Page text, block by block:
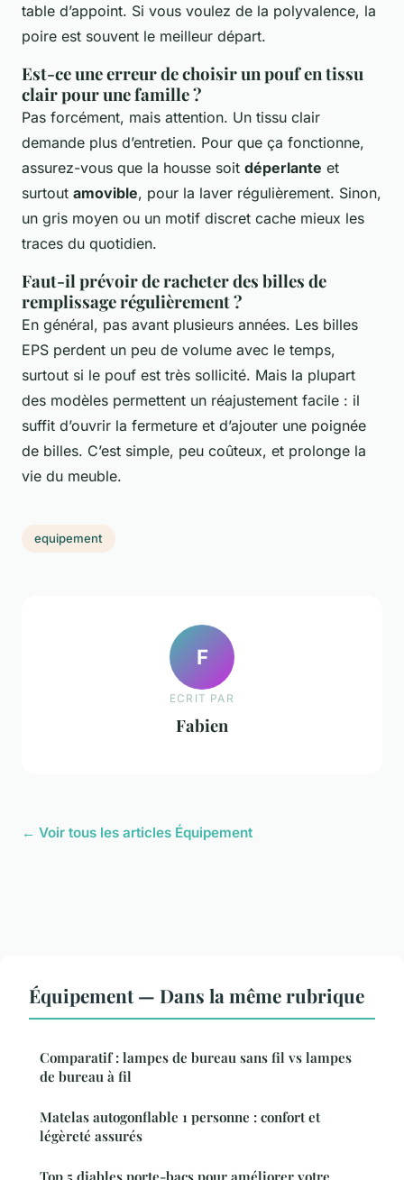
table d’appoint. Si vous voulez de la polyvalence, la
poire est souvent le meilleur départ.
Est-ce une erreur de choisir un pouf en tissu
clair pour une famille ?
Pas forcément, mais attention. Un tissu clair
demande plus d’entretien. Pour que ça fonctionne,
assurez-vous que la housse soit déperlante et
surtout amovible, pour la laver régulièrement. Sinon,
un gris moyen ou un motif discret cache mieux les
traces du quotidien.
Faut-il prévoir de racheter des billes de
remplissage régulièrement ?
En général, pas avant plusieurs années. Les billes
EPS perdent un peu de volume avec le temps,
surtout si le pouf est très sollicité. Mais la plupart
des modèles permettent un réajustement facile : il
suffit d’ouvrir la fermeture et d’ajouter une poignée
de billes. C’est simple, peu coûteux, et prolonge la
vie du meuble.
equipement
F
ECRIT PAR
Fabien
← Voir tous les articles Équipement
Équipement — Dans la même rubrique
Comparatif : lampes de bureau sans fil vs lampes
de bureau à fil
Matelas autogonflable 1 personne : confort et
légèreté assurés
Top 5 diables porte-bacs pour améliorer votre